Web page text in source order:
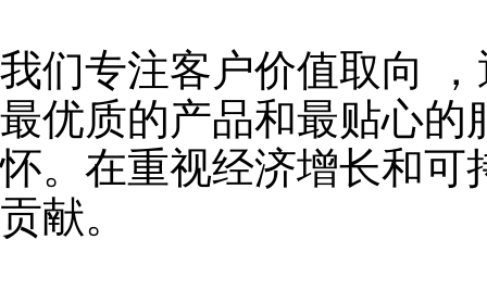
我们专注客户价值取向
最优质的产品和最贴心的
怀。在重视经济增长和可
贡献。